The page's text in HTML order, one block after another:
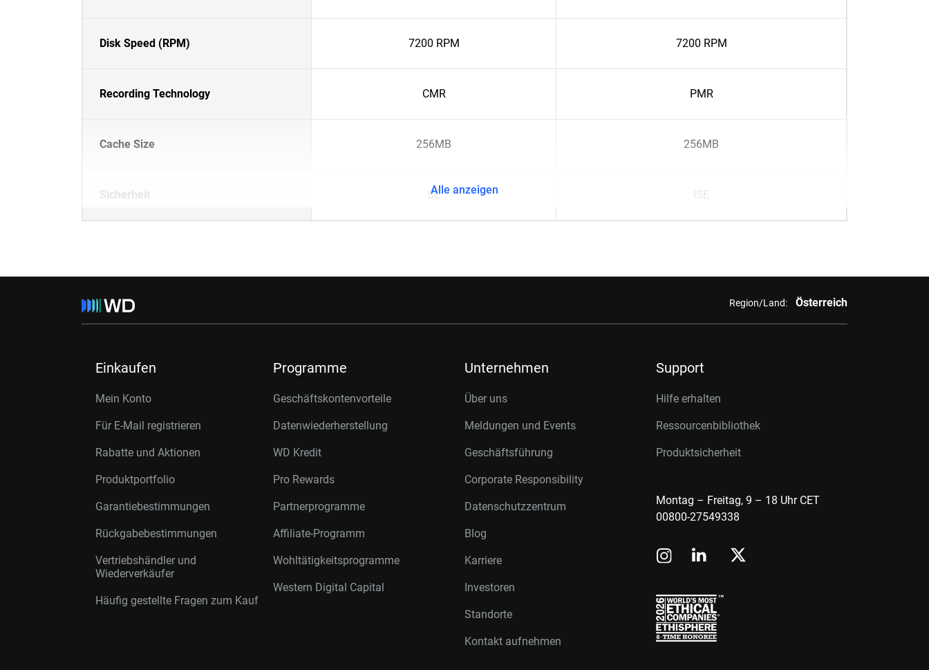
Disk Speed (RPM) 7200 RPM 7200 RPM
Recording Technology CMR PMR
Cache Size 256MB 256MB
Sicherheit SE ISE
Alle anzeigen
Region/Land: Österreich
Einkaufen
Mein Konto
Für E-Mail registrieren
Rabatte und Aktionen
Produktportfolio
Garantiebestimmungen
Rückgabebestimmungen
Vertriebshändler und
Wiederverkäufer
Häufig gestellte Fragen zum Kauf
Programme
Geschäftskontenvorteile
Datenwiederherstellung
WD Kredit
Pro Rewards
Partnerprogramme
Affiliate-Programm
Wohltätigkeitsprogramme
Western Digital Capital
Unternehmen
Über uns
Meldungen und Events
Geschäftsführung
Corporate Responsibility
Datenschutzzentrum
Blog
Karriere
Investoren
Standorte
Kontakt aufnehmen
Support
Hilfe erhalten
Ressourcenbibliothek
Produktsicherheit
Montag – Freitag, 9 – 18 Uhr CET
00800-27549338